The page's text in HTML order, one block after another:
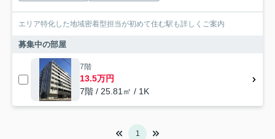
エリア特化した地域密着型担当が初めて住む駅も詳しくご案内
募集中の部屋
7階
13.5万円
7階 / 25.81㎡ / 1K
1